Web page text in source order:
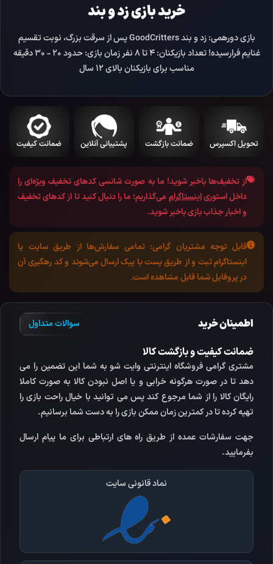
خرید بازی زد و بند
بازی دورهمی: زد و بند GoodCritters پس از سرقت بزرگ، نوبت تقسیم
غنایم فرارسیده! تعداد بازیکنان: 4 تا 8 نفر زمان بازی: حدود 20 - 30 دقیقه
مناسب برای بازیکنان بالای 12 سال
تحویل اکسپرس ضمانت بازگشت پشتیبانی آنلاین ضمانت کیفیت
از تخفیف‌ها باخبر شوید! ما به صورت شانسی کد‌های تخفیف ویژه‌ای را
داخل استوریاینستاگرام می‌گذاریم؛ ما را دنبال کنید تا از کد‌های تخفیف
و اخبار جذاب بازی باخبر شوید.
قابل توجه مشتریان گرامی: تمامی سفارش‌ها از طریق سایت یا
اینستاگرام ثبت و از طریق پست یا پیک ارسال می‌شوند و کد رهگیری آن
در پروفایل شما قابل مشاهده است.
اطمینان خرید سوالات متداول
ضمانت کیفیت و بازگشت کالا
مشتری گرامی فروشگاه اینترنتی وایت شو به شما این تضمین را می
دهد تا در صورت هرگونه خرابی و یا اصل نبودن کالا به صورت کاملا
رایگان کالا را از شما مرجوع کند پس می توانید با خیال راحت بازی را
تهیه کرده تا در کمترین زمان ممکن بازی را به دست شما برسانیم.
جهت سفارشات عمده از طریق راه های ارتباطی برای ما پیام ارسال
بفرمایید.
نماد قانونی سایت